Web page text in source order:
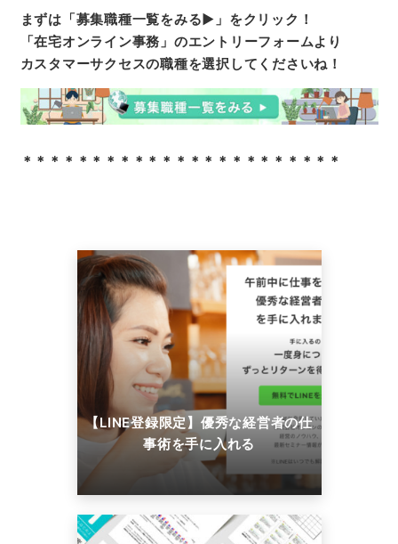
まずは「募集職種一覧をみる▶」をクリック！
「在宅オンライン事務」のエントリーフォームより
カスタマーサクセスの職種を選択してくださいね！
＊＊＊＊＊＊＊＊＊＊＊＊＊＊＊＊＊＊＊＊＊＊＊
【LINE登録限定】優秀な経営者の仕
事術を手に入れる